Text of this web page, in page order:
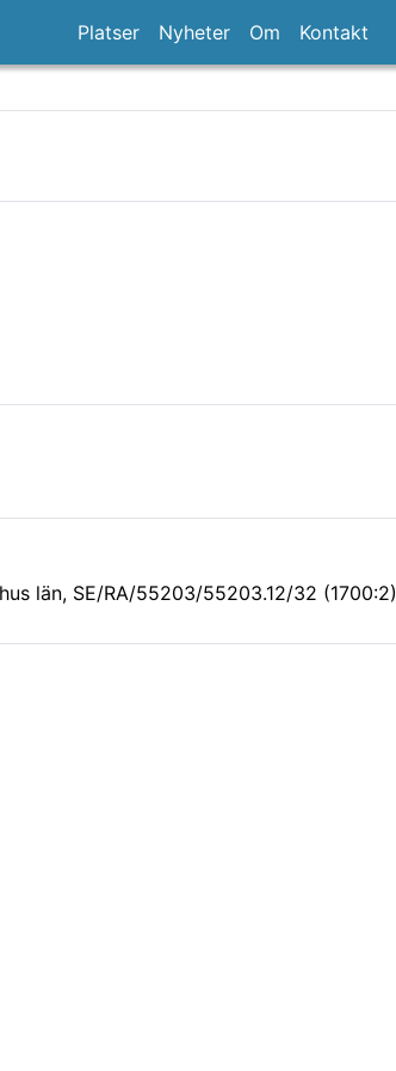
Platser Nyheter Om Kontakt
län, SE/RA/55203/55203.12/32 (1700:2)